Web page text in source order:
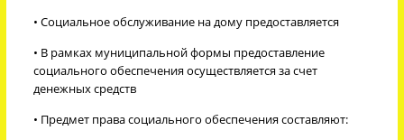
• Социальное обслуживание на дому предоставляется
• В рамках муниципальной формы предоставление
социального обеспечения осуществляется за счет
денежных средств
• Предмет права социального обеспечения составляют: